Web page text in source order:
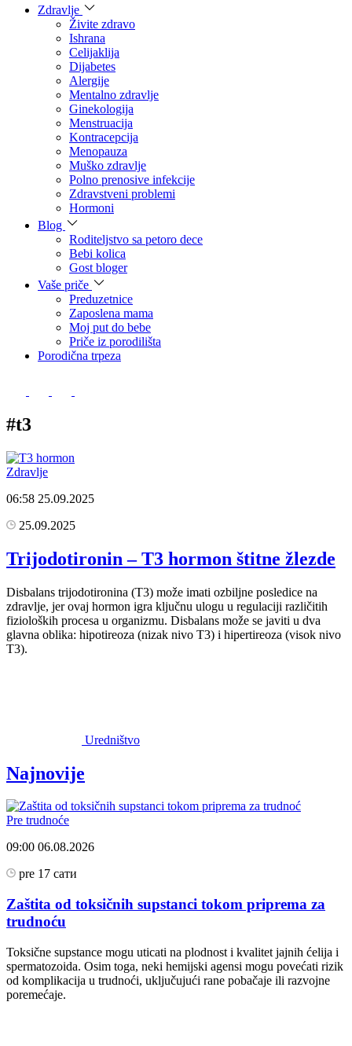
Zdravlje
Živite zdravo
Ishrana
Celijaklija
Dijabetes
Alergije
Mentalno zdravlje
Ginekologija
Menstruacija
Kontracepcija
Menopauza
Muško zdravlje
Polno prenosive infekcije
Zdravstveni problemi
Hormoni
Blog
Roditeljstvo sa petoro dece
Bebi kolica
Gost bloger
Vaše priče
Preduzetnice
Zaposlena mama
Moj put do bebe
Priče iz porodilišta
Porodična trpeza
#t3
Zdravlje
06:58 25.09.2025
25.09.2025
Trijodotironin – T3 hormon štitne žlezde
Disbalans trijodotironina (T3) može imati ozbiljne posledice na
zdravlje, jer ovaj hormon igra ključnu ulogu u regulaciji različitih
fizioloških procesa u organizmu. Disbalans može se javiti u dva
glavna oblika: hipotireoza (nizak nivo T3) i hipertireoza (visok nivo
T3).
Uredništvo
Najnovije
Pre trudnoće
09:00 06.08.2026
pre 17 сати
Zaštita od toksičnih supstanci tokom priprema za
trudnoću
Toksične supstance mogu uticati na plodnost i kvalitet jajnih ćelija i
spermatozoida. Osim toga, neki hemijski agensi mogu povećati rizik
od komplikacija u trudnoći, uključujući rane pobačaje ili razvojne
poremećaje.